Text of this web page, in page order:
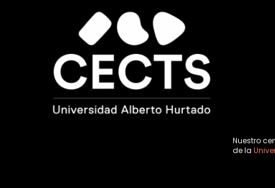
Nuestro
de la